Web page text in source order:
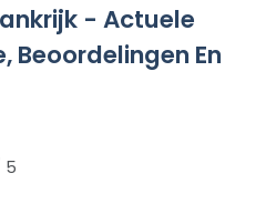
- Actuele
Beoordelingen En
5